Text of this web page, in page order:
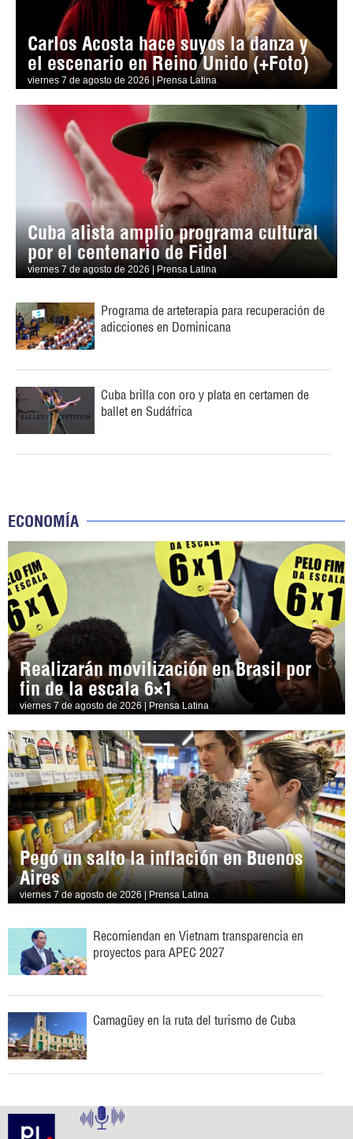
Carlos Acosta hace suyos la danza y
el escenario en Reino Unido (+Foto)
viernes 7 de agosto de 2026 | Prensa Latina
Cuba alista amplio programa cultural
por el centenario de Fidel
viernes 7 de agosto de 2026 | Prensa Latina
Programa de arteterapia para recuperación de
adicciones en Dominicana
Cuba brilla con oro y plata en certamen de
ballet en Sudáfrica
ECONOMÍA
Realizarán movilización en Brasil por
fin de la escala 6×1
viernes 7 de agosto de 2026 | Prensa Latina
Pegó un salto la inflación en Buenos
Aires
viernes 7 de agosto de 2026 | Prensa Latina
Recomiendan en Vietnam transparencia en
proyectos para APEC 2027
Camagüey en la ruta del turismo de Cuba